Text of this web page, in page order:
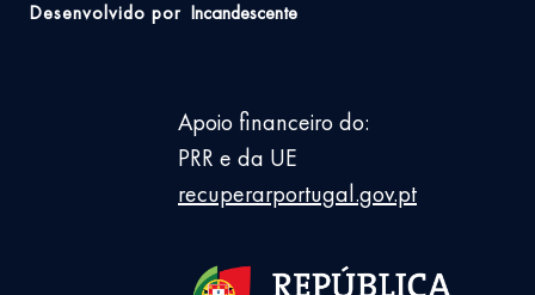
Desenvolvido por Incandescente
Apoio financeiro do:
PRR e da UE
recuperarportugal.gov.pt